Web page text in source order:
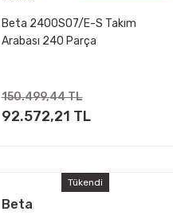
Beta 2400SO7/E-S Takım
Arabası 240 Parça
150.499,44 TL
92.572,21 TL
Tükendi
Beta